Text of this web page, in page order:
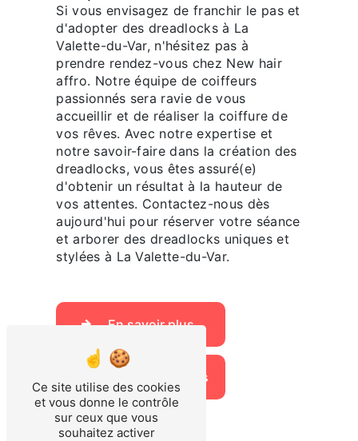
Si vous envisagez de franchir le pas et
d'adopter des dreadlocks à La
Valette-du-Var, n'hésitez pas à
prendre rendez-vous chez New hair
affro. Notre équipe de coiffeurs
passionnés sera ravie de vous
accueillir et de réaliser la coiffure de
vos rêves. Avec notre expertise et
notre savoir-faire dans la création des
dreadlocks, vous êtes assuré(e)
d'obtenir un résultat à la hauteur de
vos attentes. Contactez-nous dès
aujourd'hui pour réserver votre séance
et arborer des dreadlocks uniques et
stylées à La Valette-du-Var.
En savoir plus
Contactez-nous
Ce site utilise des cookies
et vous donne le contrôle
sur ceux que vous
souhaitez activer